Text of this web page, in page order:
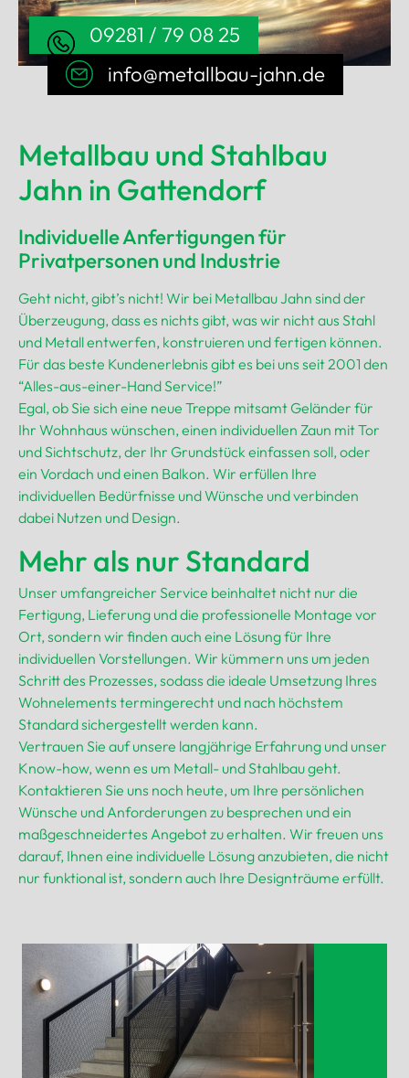
09281 / 79 08 25
info@metallbau-jahn.de
Metallbau und Stahlbau
Jahn in Gattendorf
Individuelle Anfertigungen für
Privatpersonen und Industrie
Geht nicht, gibt’s nicht! Wir bei Metallbau Jahn sind der
Überzeugung, dass es nichts gibt, was wir nicht aus Stahl
und Metall entwerfen, konstruieren und fertigen können.
Für das beste Kundenerlebnis gibt es bei uns seit 2001 den
“Alles-aus-einer-Hand Service!”
Egal, ob Sie sich eine neue Treppe mitsamt Geländer für
Ihr Wohnhaus wünschen, einen individuellen Zaun mit Tor
und Sichtschutz, der Ihr Grundstück einfassen soll, oder
ein Vordach und einen Balkon. Wir erfüllen Ihre
individuellen Bedürfnisse und Wünsche und verbinden
dabei Nutzen und Design.
Mehr als nur Standard
Unser umfangreicher Service beinhaltet nicht nur die
Fertigung, Lieferung und die professionelle Montage vor
Ort, sondern wir finden auch eine Lösung für Ihre
individuellen Vorstellungen. Wir kümmern uns um jeden
Schritt des Prozesses, sodass die ideale Umsetzung Ihres
Wohnelements termingerecht und nach höchstem
Standard sichergestellt werden kann.
Vertrauen Sie auf unsere langjährige Erfahrung und unser
Know-how, wenn es um Metall- und Stahlbau geht.
Kontaktieren Sie uns noch heute, um Ihre persönlichen
Wünsche und Anforderungen zu besprechen und ein
maßgeschneidertes Angebot zu erhalten. Wir freuen uns
darauf, Ihnen eine individuelle Lösung anzubieten, die nicht
nur funktional ist, sondern auch Ihre Designträume erfüllt.